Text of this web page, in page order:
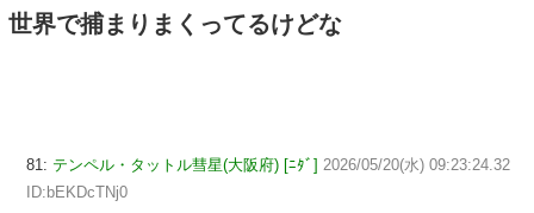
世界で捕まりまくってるけどな
81: テンペル・タットル彗星(大阪府) [ﾆﾀﾞ] 2026/05/20(水) 09:23:24.32
ID:bEKDcTNj0